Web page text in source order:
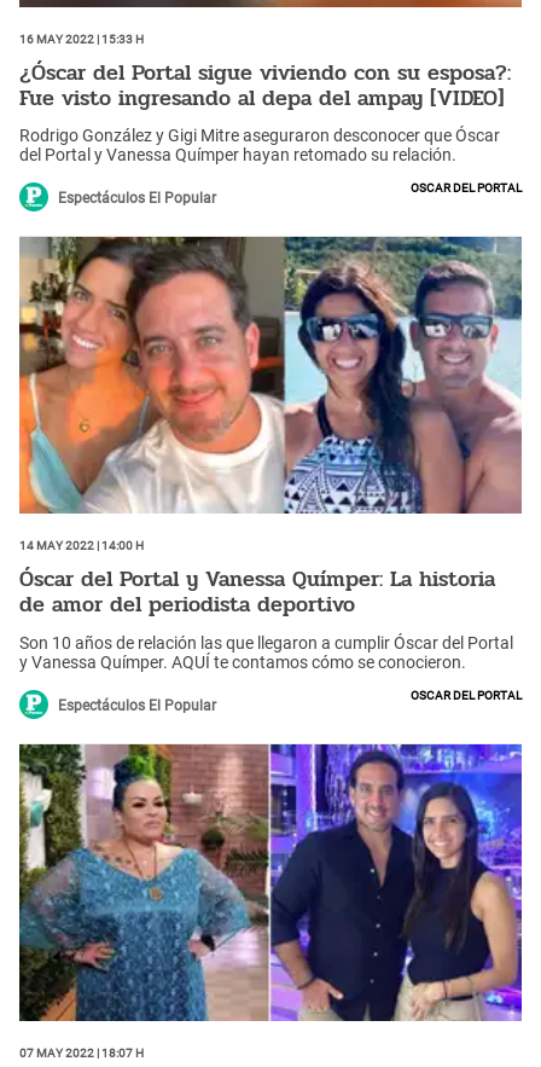
16 May 2022 | 15:33 h
¿Óscar del Portal sigue viviendo con su esposa?:
Fue visto ingresando al depa del ampay [VIDEO]
Rodrigo González y Gigi Mitre aseguraron desconocer que Óscar
del Portal y Vanessa Químper hayan retomado su relación.
Espectáculos El Popular
Oscar del Portal
14 May 2022 | 14:00 h
Óscar del Portal y Vanessa Químper: La historia
de amor del periodista deportivo
Son 10 años de relación las que llegaron a cumplir Óscar del Portal
y Vanessa Químper. AQUÍ te contamos cómo se conocieron.
Espectáculos El Popular
Oscar del Portal
07 May 2022 | 18:07 h